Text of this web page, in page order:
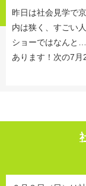
昨日は社会見学で
内は狭く、すごい
ショーではなんと
あります！次の7月